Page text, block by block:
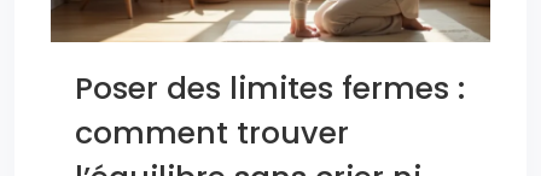
Poser des limites fermes :
comment trouver